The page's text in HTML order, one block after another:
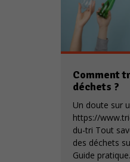
Comment
déchets ?
Un doute sur
https://
du-tri Tout
des déchets
Guide